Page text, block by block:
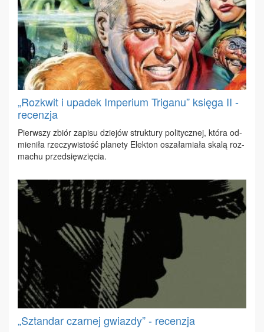
„Rozkwit i upadek Imperium Triganu” księga II -
recenzja
Pierw­szy zbiór za­pi­su dzie­jów struk­tu­ry po­li­tycz­nej, któ­ra od­
mie­ni­ła rze­czy­wi­stość pla­ne­ty Elek­ton osza­ła­mia­ła ska­lą roz­
ma­chu przed­się­wzię­cia.
„Sztandar czarnej gwiazdy” - recenzja